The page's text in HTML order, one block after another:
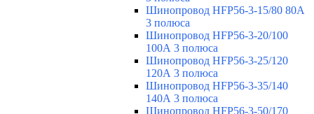
Шинопровод HFP56-3-15/80 80А
3 полюса
Шинопровод HFP56-3-20/100
100А 3 полюса
Шинопровод HFP56-3-25/120
120А 3 полюса
Шинопровод HFP56-3-35/140
140А 3 полюса
Шинопровод HFP56-3-50/170